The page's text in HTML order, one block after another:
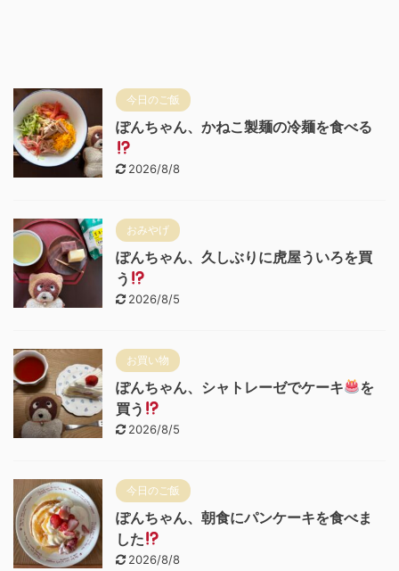
今日のご飯
ぽんちゃん、かねこ製麺の冷麺を食べる
2026/8/8
おみやげ
ぽんちゃん、久しぶりに虎屋ういろを買
う
2026/8/5
お買い物
ぽんちゃん、シャトレーゼでケーキ
を
買う
2026/8/5
今日のご飯
ぽんちゃん、朝食にパンケーキを食べま
した
2026/8/8